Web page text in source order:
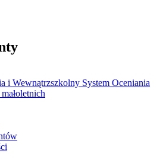
i Wewnątrzszkolny System Oceniania